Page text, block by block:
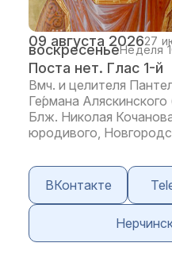
09 августа 202627
воскресеньеНеделя
Поста нет. Глас 1-й
Вмч. и целителя
Ге́рмана
Блж. Николая
юродивого,
ВКонтакте